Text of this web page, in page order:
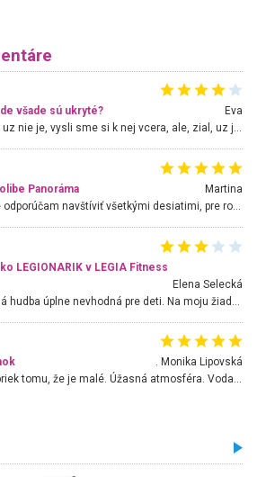
všade sú ukryté?
Eva
Hojdacka v Krpelanoch uz nie je, vysli sme si k nej vcera, ale, zial, uz je znicena. Ak sem planujete cestu len kvoli hojdacke, mozete si ju usetrit. Krasny vyhlad je tu vsak aj bez hojdacky :-)
Panoráma
Martina
Nádherné miesto ktoré odporúčam navštíviť všetkými desiatimi, pre rodiny s deťmi, dôchodcom... Proste a jednoducho ozaj rozprávkový les.. určite ešte prídeme. Odniesli sme si na pamiatku krásne tričká,
LEGIONARIK v LEGIA Fitness
Elena Selecká
. Monika Lipovská
Úžasné prostredie, napriek tomu, že je malé. Úžasná atmosféra. Voda fantastická a nádherná. Ľudí je pomerne veľa, ale su mili a ohľaduplní. Je veľmi zaujímavé sledovať, ako dokážu spolu športovať cudzí ľudia a bez ohľadu na vek. Vládne tu pohoda. Vnuka neviem dostať z vody. Ďakujem za krásny deň . Urcite sa sem vrátim. Jediný problém je s parkovaním, ale aj ten sa mi podarilo vyriešiť. Monika Bratislava